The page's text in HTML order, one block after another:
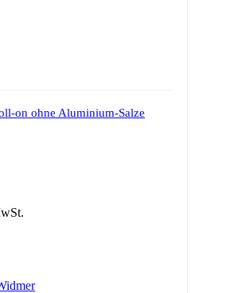
on ohne Aluminium-Salze